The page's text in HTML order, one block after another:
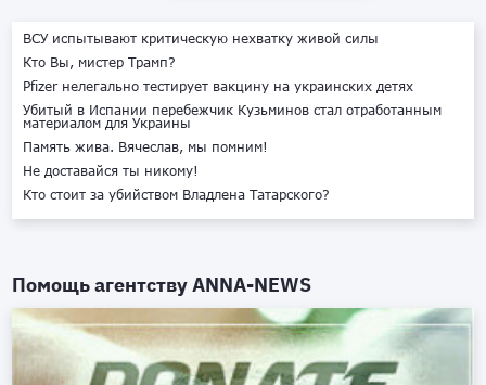
ВСУ испытывают критическую нехватку живой силы
Кто Вы, мистер Трамп?
Pfizer нелегально тестирует вакцину на украинских детях
Убитый в Испании перебежчик Кузьминов стал отработанным
материалом для Украины
Память жива. Вячеслав, мы помним!
Не доставайся ты никому!
Кто стоит за убийством Владлена Татарского?
Помощь агентствуANNA-NEWS